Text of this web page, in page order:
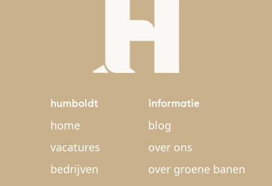
humboldt
home
vacatures
bedrijven
informatie
blog
over ons
over groene banen